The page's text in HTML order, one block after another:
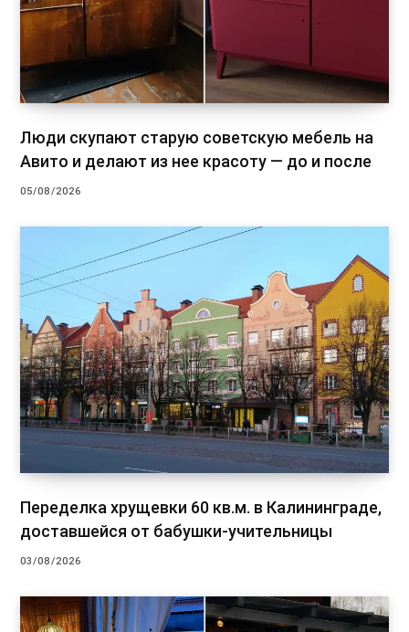
Люди скупают старую советскую мебель на
Авито и делают из нее красоту — до и после
05/08/2026
Переделка хрущевки 60 кв.м. в Калининграде,
доставшейся от бабушки-учительницы
03/08/2026